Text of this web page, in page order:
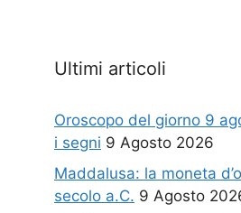
Ultimi articoli
Oroscopo del giorno 9
i segni 9 Agosto 2026
Maddalusa: la moneta
secolo a.C. 9 Agosto